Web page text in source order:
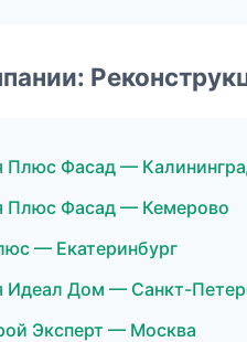
Плюс Фасад —
Плюс Фасад — Кемерово
— Екатеринбург
Идеал Дом — Санкт-
Эксперт — Москва